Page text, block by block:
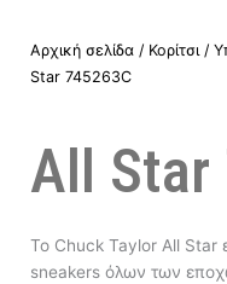
Αρχική σελίδα / Κορίτσι /
Star 745263C
All Star
Το Chuck Taylor All Star
sneakers όλων των